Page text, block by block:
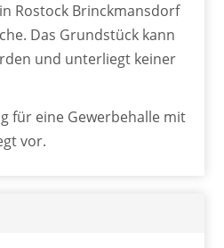
Rostock Brinckmansdorf
Das Grundstück kann
und unterliegt keiner
für eine Gewerbehalle mit
vor.